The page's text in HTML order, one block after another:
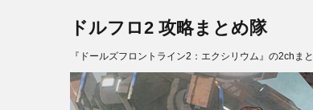
ドルフロ2 攻略まとめ隊
『ドールズフロントライン2：エクシリウム』の2chま